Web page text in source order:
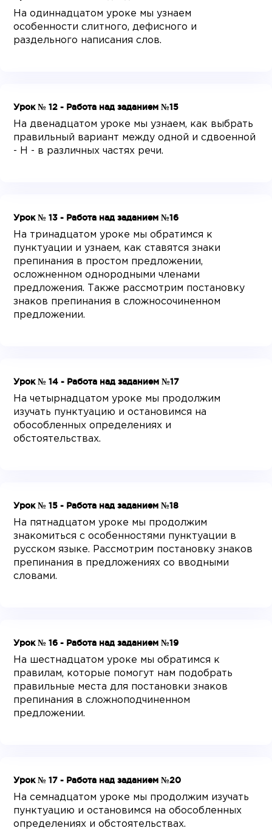
На одиннадцатом уроке мы узнаем
особенности слитного, дефисного и
раздельного написания слов.
Урок № 12 - Работа над заданием №15
На двенадцатом уроке мы узнаем, как выбрать
правильный вариант между одной и сдвоенной
- Н - в различных частях речи.
Урок № 13 - Работа над заданием №16
На тринадцатом уроке мы обратимся к
пунктуации и узнаем, как ставятся знаки
препинания в простом предложении,
осложненном однородными членами
предложения. Также рассмотрим постановку
знаков препинания в сложносочиненном
предложении.
Урок № 14 - Работа над заданием №17
На четырнадцатом уроке мы продолжим
изучать пунктуацию и остановимся на
обособленных определениях и
обстоятельствах.
Урок № 15 - Работа над заданием №18
На пятнадцатом уроке мы продолжим
знакомиться с особенностями пунктуации в
русском языке. Рассмотрим постановку знаков
препинания в предложениях со вводными
словами.
Урок № 16 - Работа над заданием №19
На шестнадцатом уроке мы обратимся к
правилам, которые помогут нам подобрать
правильные места для постановки знаков
препинания в сложноподчиненном
предложении.
Урок № 17 - Работа над заданием №20
На семнадцатом уроке мы продолжим изучать
пунктуацию и остановимся на обособленных
определениях и обстоятельствах.